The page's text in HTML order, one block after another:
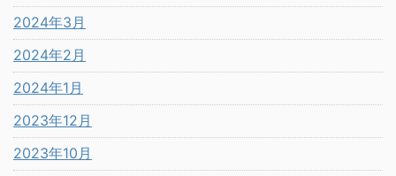
2024年3月
2024年2月
2024年1月
2023年12月
2023年10月